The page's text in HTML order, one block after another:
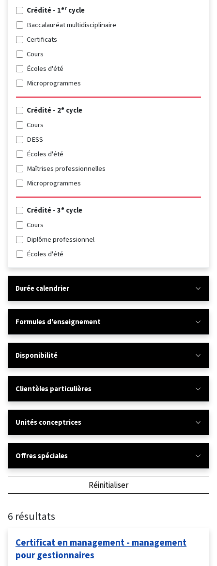
Crédité - 1er cycle
Baccalauréat multidisciplinaire
Certificats
Cours
Écoles d'été
Microprogrammes
Crédité - 2e cycle
Cours
DESS
Écoles d'été
Maîtrises professionnelles
Microprogrammes
Crédité - 3e cycle
Cours
Diplôme professionnel
Écoles d'été
Durée calendrier
Formules d'enseignement
Disponibilité
Clientèles particulières
Unités conceptrices
Offres spéciales
Réinitialiser
6 résultats
Certificat en management - management
pour gestionnaires